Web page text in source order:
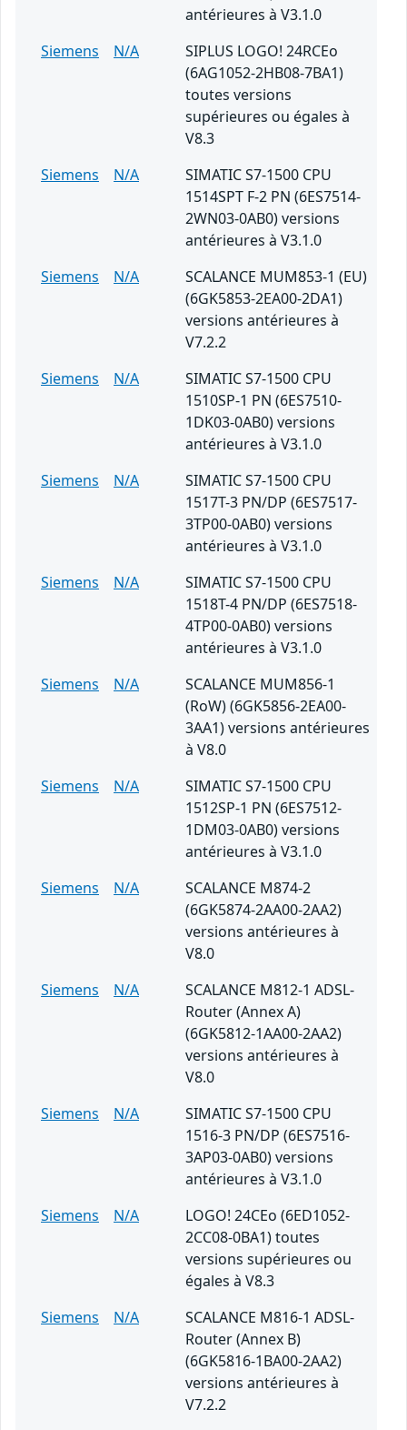
antérieures à V3.1.0
Siemens
N/A
SIPLUS LOGO! 24RCEo
(6AG1052-2HB08-7BA1)
toutes versions
supérieures ou égales à
V8.3
Siemens
N/A
SIMATIC S7-1500 CPU
1514SPT F-2 PN (6ES7514-
2WN03-0AB0) versions
antérieures à V3.1.0
Siemens
N/A
SCALANCE MUM853-1 (EU)
(6GK5853-2EA00-2DA1)
versions antérieures à
V7.2.2
Siemens
N/A
SIMATIC S7-1500 CPU
1510SP-1 PN (6ES7510-
1DK03-0AB0) versions
antérieures à V3.1.0
Siemens
N/A
SIMATIC S7-1500 CPU
1517T-3 PN/DP (6ES7517-
3TP00-0AB0) versions
antérieures à V3.1.0
Siemens
N/A
SIMATIC S7-1500 CPU
1518T-4 PN/DP (6ES7518-
4TP00-0AB0) versions
antérieures à V3.1.0
Siemens
N/A
SCALANCE MUM856-1
(RoW) (6GK5856-2EA00-
3AA1) versions antérieures
à V8.0
Siemens
N/A
SIMATIC S7-1500 CPU
1512SP-1 PN (6ES7512-
1DM03-0AB0) versions
antérieures à V3.1.0
Siemens
N/A
SCALANCE M874-2
(6GK5874-2AA00-2AA2)
versions antérieures à
V8.0
Siemens
N/A
SCALANCE M812-1 ADSL-
Router (Annex A)
(6GK5812-1AA00-2AA2)
versions antérieures à
V8.0
Siemens
N/A
SIMATIC S7-1500 CPU
1516-3 PN/DP (6ES7516-
3AP03-0AB0) versions
antérieures à V3.1.0
Siemens
N/A
LOGO! 24CEo (6ED1052-
2CC08-0BA1) toutes
versions supérieures ou
égales à V8.3
Siemens
N/A
SCALANCE M816-1 ADSL-
Router (Annex B)
(6GK5816-1BA00-2AA2)
versions antérieures à
V7.2.2